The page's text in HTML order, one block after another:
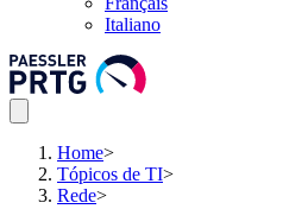
Italiano
Home>
Tópicos de TI>
Rede>